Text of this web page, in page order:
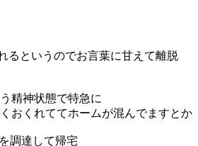
るというのでお言葉に甘えて離脱
精神状態で特急に
おくれててホームが混んでますとか
調達して帰宅